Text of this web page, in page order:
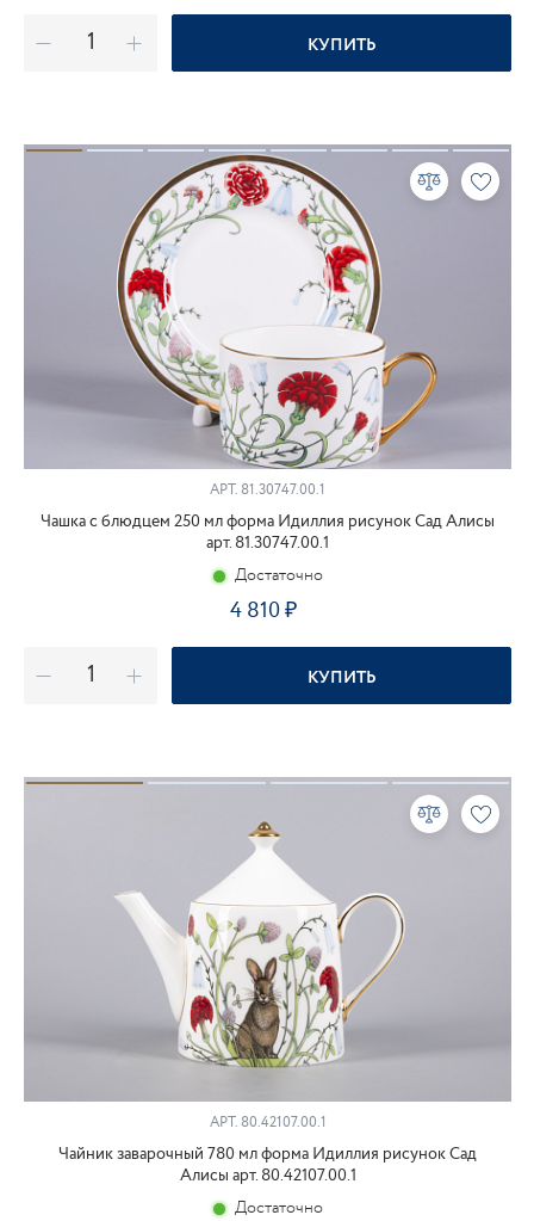
КУПИТЬ
АРТ. 81.30747.00.1
Чашка с блюдцем 250 мл форма Идиллия рисунок Сад Алисы
арт. 81.30747.00.1
Достаточно
4 810
КУПИТЬ
АРТ.80.42107.00.1
Чайник заварочный 780 мл форма Идиллия рисунок Сад
Алисы арт. 80.42107.00.1
Достаточно